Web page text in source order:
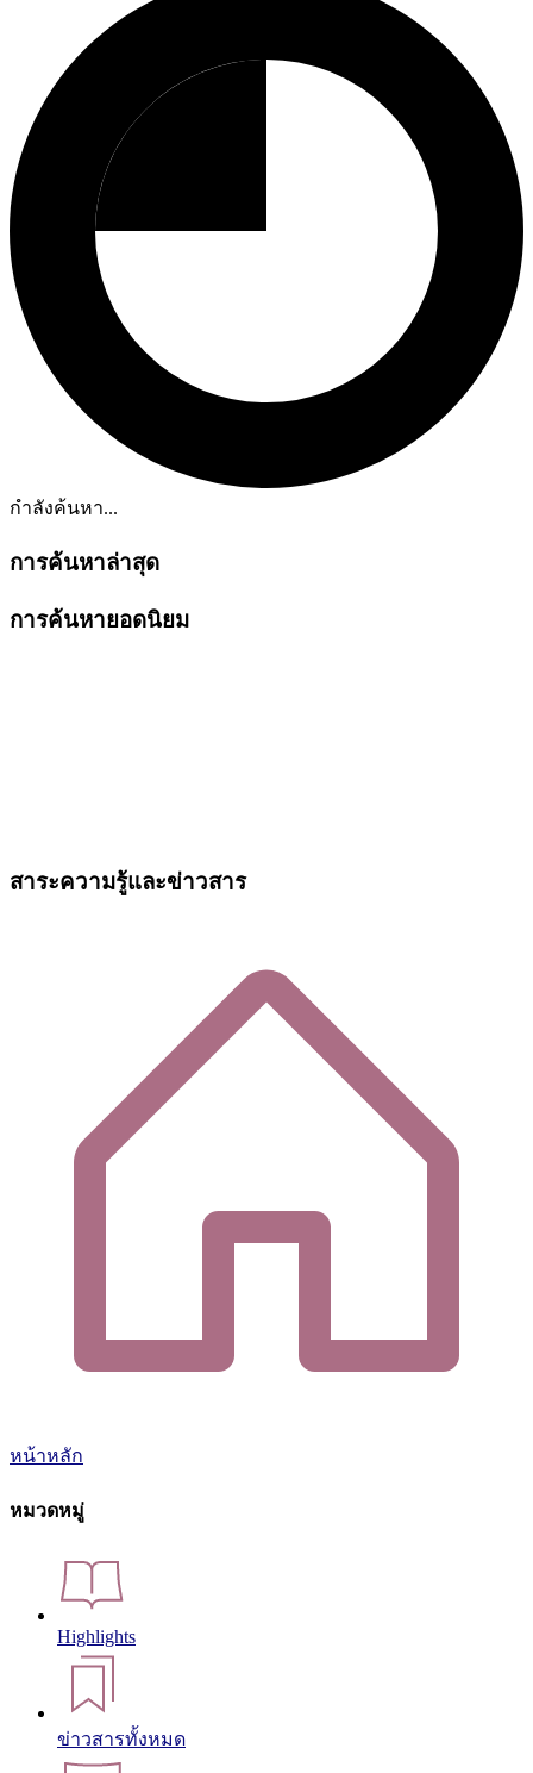
กำลังค้นหา...
การค้นหาล่าสุด
การค้นหายอดนิยม
สาระความรู้และข่าวสาร
หน้าหลัก
หมวดหมู่
Highlights
ข่าวสารทั้งหมด